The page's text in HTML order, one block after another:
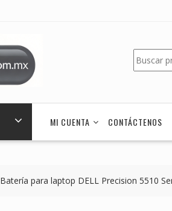
Buscar
MI CUENTA CONTÁCTENOS
Batería para laptop DELL Precision 5510